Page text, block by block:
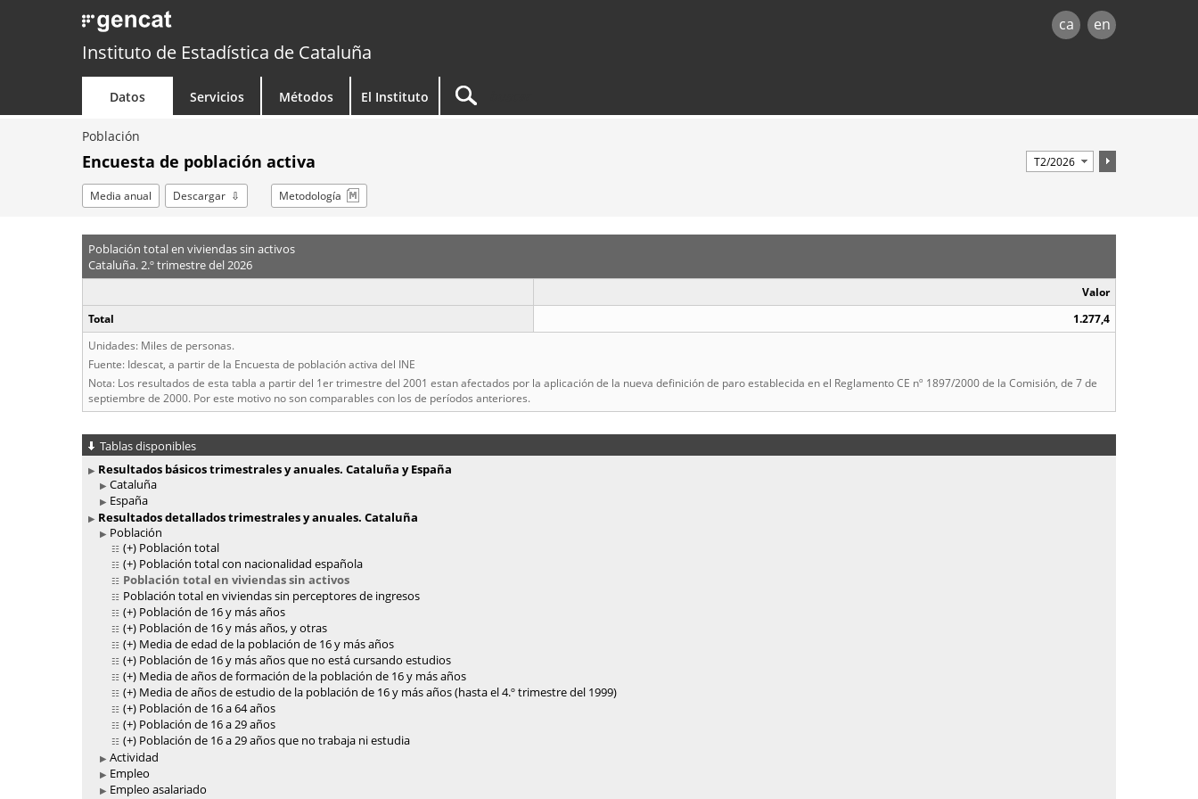
ca en
Instituto de Estadística de Cataluña
Datos Servicios Métodos El Instituto
Población
Encuesta de población activa
Media anual Descargar Metodología
Población total en viviendas sin activos
Cataluña. 2.º trimestre del 2026
Valor
Total
1.277,4
Unidades: Miles de personas.
Fuente: Idescat, a partir de la Encuesta de población activa del INE
Nota: Los resultados de esta tabla a partir del 1er trimestre del 2001 estan afectados por la aplicación de la nueva definición de paro establecida en el Reglamento CE nº 1897/2000 de la Comisión, de 7 de
septiembre de 2000. Por este motivo no son comparables con los de períodos anteriores.
Tablas disponibles
Resultados básicos trimestrales y anuales. Cataluña y España
Cataluña
España
Resultados detallados trimestrales y anuales. Cataluña
Población
(+) Población total
(+) Población total con nacionalidad española
Población total en viviendas sin activos
Población total en viviendas sin perceptores de ingresos
(+) Población de 16 y más años
(+) Población de 16 y más años, y otras
(+) Media de edad de la población de 16 y más años
(+) Población de 16 y más años que no está cursando estudios
(+) Media de años de formación de la población de 16 y más años
(+) Media de años de estudio de la población de 16 y más años (hasta el 4.º trimestre del 1999)
(+) Población de 16 a 64 años
(+) Población de 16 a 29 años
(+) Población de 16 a 29 años que no trabaja ni estudia
Actividad
Empleo
Empleo asalariado